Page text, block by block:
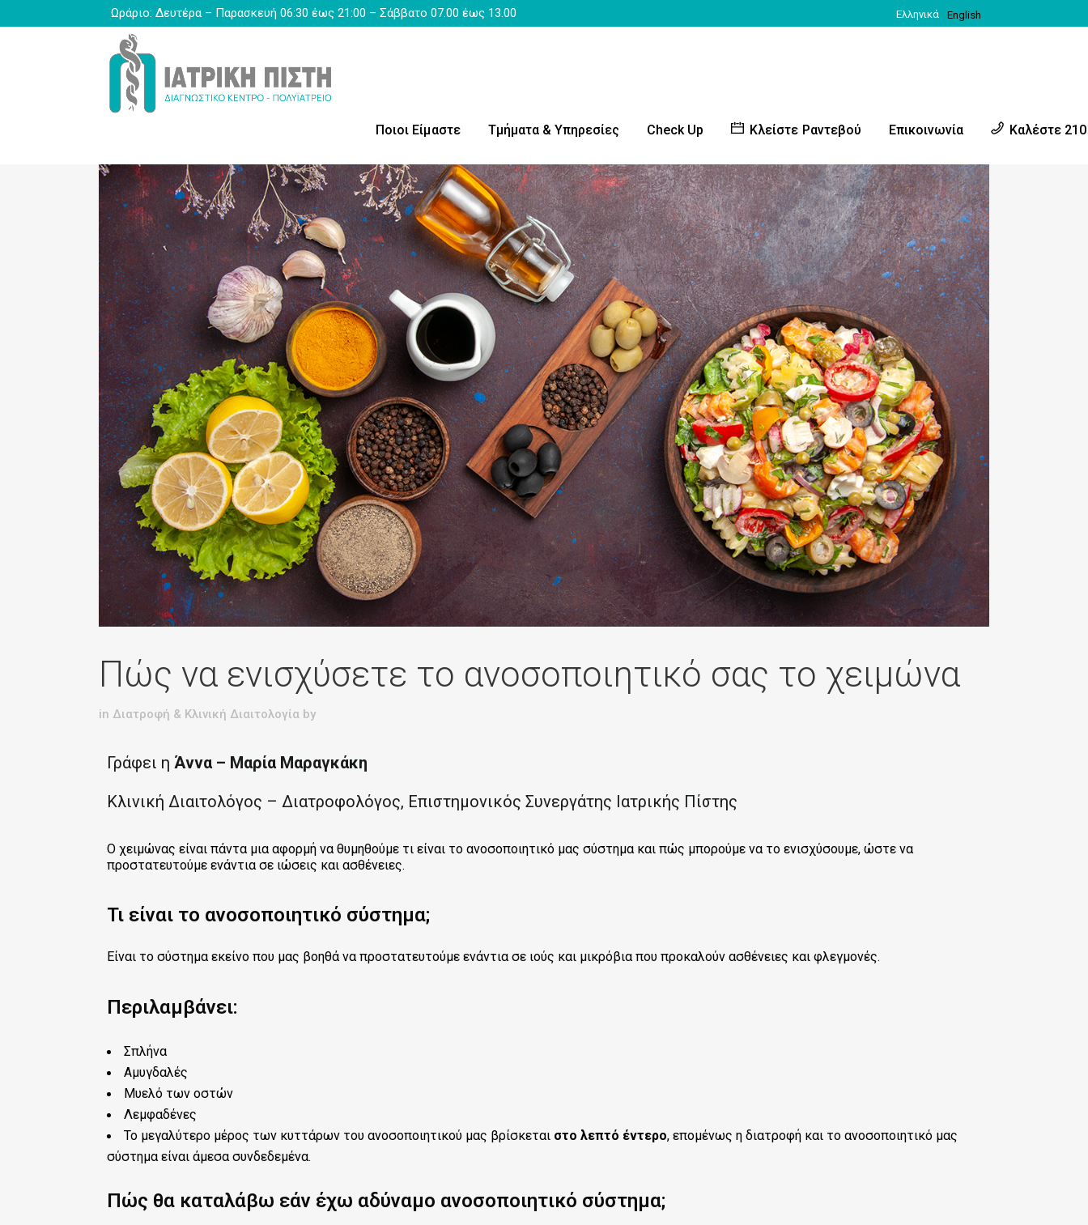
Ωράριο: Δευτέρα – Παρασκευή 06:30 έως 21:00 – Σάββατο 07.00 έως 13.00 Ελληνικά English
Ποιοι Είμαστε Τμήματα & Υπηρεσίες
Αγγειοχειρουργικό
Αιμοληψία Κατ’ οίκον
Αισθητικής – Κοσμητικής Δερματολογίας
Ακτινολογικό
Αλλεργιολογικό – Ανοσολογικό
Ανάλυσης Σύστασης Σώματος – Λιπομέτρησης
Αξονικής Τομογραφίας
Γαστρεντερολογικό – Ενδοσκοπικό
Γενικής Ιατρικής
Γενικής Χειρουργικής
Γυναικολογικό
Δερματολογικό – Αφροδισιολογικό
Διαιτολογικό – Διατροφολογικό
Ενδοκρινολογικό – Διαβητολογικό
Καρδιολογικό – Stress Echo
Κεφαλαλγίας
Μαγνητικής Τομογραφίας
Μαγνητική Τομογραφία Καρδιάς
Μικροβιολογικό
Νευρολογικό
Ορθοπεδικό Χειρουργικό – Τραυματολογίας
Οστεοπόρωσης
Ουρολογικό – Ανδρολογικό
Παρακέντηση/FNA FNB
Πνευμονολογικό
Ρευματολογικό
Υπερήχων & Triplex
Ψηφιακής Μαστογραφίας
Ψηφιακής Πανοραμικής Δοντιών
Ωτορινολαρυγγολογικό – Νευροωτολογικό
Ακουστικά Προκλητά Δυναμικά (ABR)
Check Up Κλείστε Ραντεβού Επικοινωνία Καλέστε
Πώς να ενισχύσετε το ανοσοποιητικό σας το χειμώνα
in Διατροφή & Κλινική Διαιτολογία by
Γράφει η Άννα – Μαρία Μαραγκάκη
Κλινική Διαιτολόγος – Διατροφολόγος, Επιστημονικός Συνεργάτης Ιατρικής Πίστης
Ο χειμώνας είναι πάντα μια αφορμή να θυμηθούμε τι είναι το ανοσοποιητικό μας σύστημα και πώς μπορούμε να το ενισχύσουμε, ώστε να
προστατευτούμε ενάντια σε ιώσεις και ασθένειες.
Τι είναι το ανοσοποιητικό σύστημα;
Είναι το σύστημα εκείνο που μας βοηθά να προστατευτούμε ενάντια σε ιούς και μικρόβια που προκαλούν ασθένειες και φλεγμονές.
Περιλαμβάνει:
Σπλήνα
Αμυγδαλές
Μυελό των οστών
Λεμφαδένες
Το μεγαλύτερο μέρος των κυττάρων του ανοσοποιητικού μας βρίσκεται στο λεπτό έντερο, επομένως η διατροφή και το ανοσοποιητικό μας
σύστημα είναι άμεσα συνδεδεμένα.
Πώς θα καταλάβω εάν έχω αδύναμο ανοσοποιητικό σύστημα;